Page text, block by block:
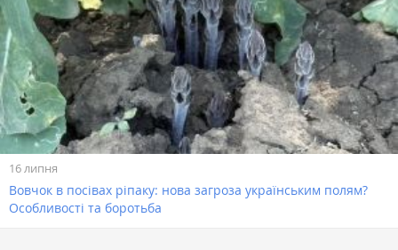
16 липня
Вовчок в посівах ріпаку: нова загроза українським полям?
Особливості та боротьба